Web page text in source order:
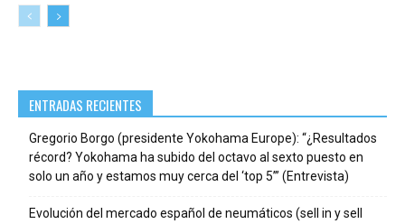
ENTRADAS RECIENTES
Gregorio Borgo (presidente Yokohama Europe): “¿Resultados
récord? Yokohama ha subido del octavo al sexto puesto en
solo un año y estamos muy cerca del ‘top 5’” (Entrevista)
Evolución del mercado español de neumáticos (sell in y sell